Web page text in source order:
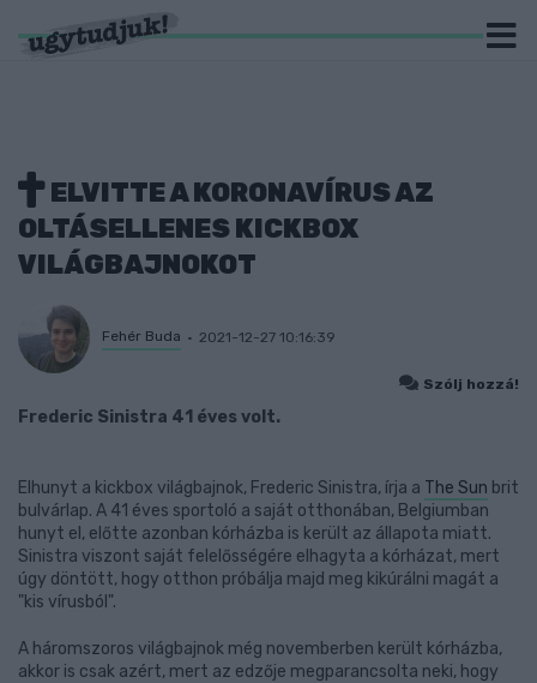
ELVITTE A KORONAVÍRUS AZ
OLTÁSELLENES KICKBOX
VILÁGBAJNOKOT
Fehér Buda 2021-12-27 10:16:39
Szólj hozzá!
Frederic Sinistra 41 éves volt.
Elhunyt a kickbox világbajnok, Frederic Sinistra, írja a The Sun brit
bulvárlap. A 41 éves sportoló a saját otthonában, Belgiumban
hunyt el, előtte azonban kórházba is került az állapota miatt.
Sinistra viszont saját felelősségére elhagyta a kórházat, mert
úgy döntött, hogy otthon próbálja majd meg kikúrálni magát a
"kis vírusból".
A háromszoros világbajnok még novemberben került kórházba,
akkor is csak azért, mert az edzője megparancsolta neki, hogy